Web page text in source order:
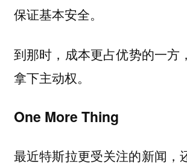
保证基本安全。
到那时， 成本更占优势的一方
拿下主动权。
One More Thing
最近特斯拉更受关注的新闻，